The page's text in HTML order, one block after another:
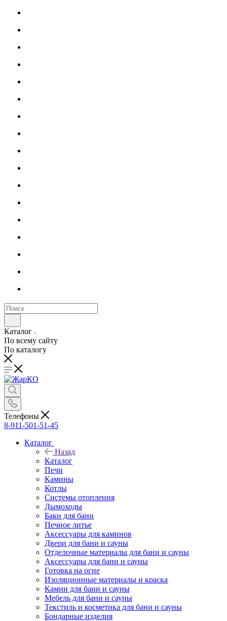
Каталог
По всему сайту
По каталогу
Телефоны
8-911-501-51-45
Каталог
Назад
Каталог
Печи
Камины
Котлы
Системы отопления
Дымоходы
Баки для бани
Печное литье
Аксессуары для каминов
Двери для бани и сауны
Отделочные материалы для бани и сауны
Аксессуары для бани и сауны
Готовка на огне
Изоляционные материалы и краска
Камни для бани и сауны
Мебель для бани и сауны
Текстиль и косметика для бани и сауны
Бондарные изделия